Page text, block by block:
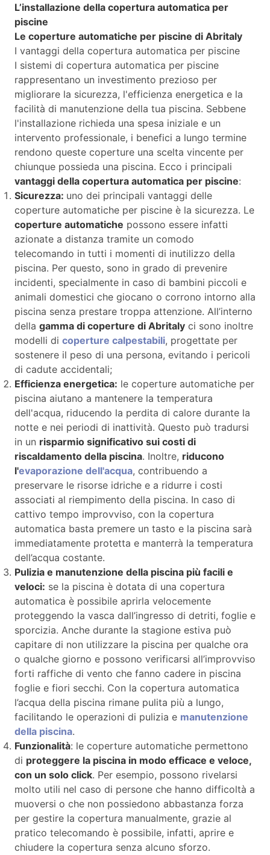
L’installazione della copertura automatica per
piscine
Le coperture automatiche per piscine di Abritaly
I vantaggi della copertura automatica per piscine
I sistemi di copertura automatica per piscine
rappresentano un investimento prezioso per
migliorare la sicurezza, l'efficienza energetica e la
facilità di manutenzione della tua piscina. Sebbene
l'installazione richieda una spesa iniziale e un
intervento professionale, i benefici a lungo termine
rendono queste coperture una scelta vincente per
chiunque possieda una piscina. Ecco i principali
vantaggi della copertura automatica per piscine:
Sicurezza: uno dei principali vantaggi delle
coperture automatiche per piscine è la sicurezza. Le
coperture automatiche possono essere infatti
azionate a distanza tramite un comodo
telecomando in tutti i momenti di inutilizzo della
piscina. Per questo, sono in grado di prevenire
incidenti, specialmente in caso di bambini piccoli e
animali domestici che giocano o corrono intorno alla
piscina senza prestare troppa attenzione. All’interno
della gamma di coperture di Abritaly ci sono inoltre
modelli di coperture calpestabili, progettate per
sostenere il peso di una persona, evitando i pericoli
di cadute accidentali;
Efficienza energetica: le coperture automatiche per
piscina aiutano a mantenere la temperatura
dell'acqua, riducendo la perdita di calore durante la
notte e nei periodi di inattività. Questo può tradursi
in un risparmio significativo sui costi di
riscaldamento della piscina. Inoltre, riducono
l'evaporazione dell'acqua, contribuendo a
preservare le risorse idriche e a ridurre i costi
associati al riempimento della piscina. In caso di
cattivo tempo improvviso, con la copertura
automatica basta premere un tasto e la piscina sarà
immediatamente protetta e manterrà la temperatura
dell’acqua costante.
Pulizia e manutenzione della piscina più facili e
veloci: se la piscina è dotata di una copertura
automatica è possibile aprirla velocemente
proteggendo la vasca dall’ingresso di detriti, foglie e
sporcizia. Anche durante la stagione estiva può
capitare di non utilizzare la piscina per qualche ora
o qualche giorno e possono verificarsi all’improvviso
forti raffiche di vento che fanno cadere in piscina
foglie e fiori secchi. Con la copertura automatica
l’acqua della piscina rimane pulita più a lungo,
facilitando le operazioni di pulizia e manutenzione
della piscina.
Funzionalità: le coperture automatiche permettono
di proteggere la piscina in modo efficace e veloce,
con un solo click. Per esempio, possono rivelarsi
molto utili nel caso di persone che hanno difficoltà a
muoversi o che non possiedono abbastanza forza
per gestire la copertura manualmente, grazie al
pratico telecomando è possibile, infatti, aprire e
chiudere la copertura senza alcuno sforzo.